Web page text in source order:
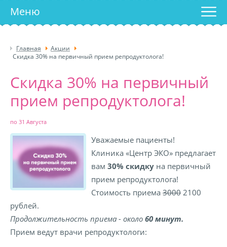
Меню
Главная
Акции
Скидка 30% на первичный прием репродуктолога!
Скидка 30% на первичный
прием репродуктолога!
по 31 Августа
Уважаемые пациенты!
Клиника «Центр ЭКО» предлагает
вам 30% скидку на первичный
прием репродуктолога!
Стоимость приема 3000 2100
рублей.
Продолжительность приема - около 60 минут.
Прием ведут врачи репродуктологи: